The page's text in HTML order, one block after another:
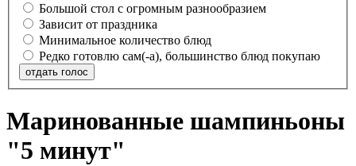
Большой стол с огромным разнообразием
Зависит от праздника
Минимальное количество блюд
Редко готовлю сам(-а), большинство блюд покупаю
отдать голос
Маринованные шампиньоны
"5 минут"